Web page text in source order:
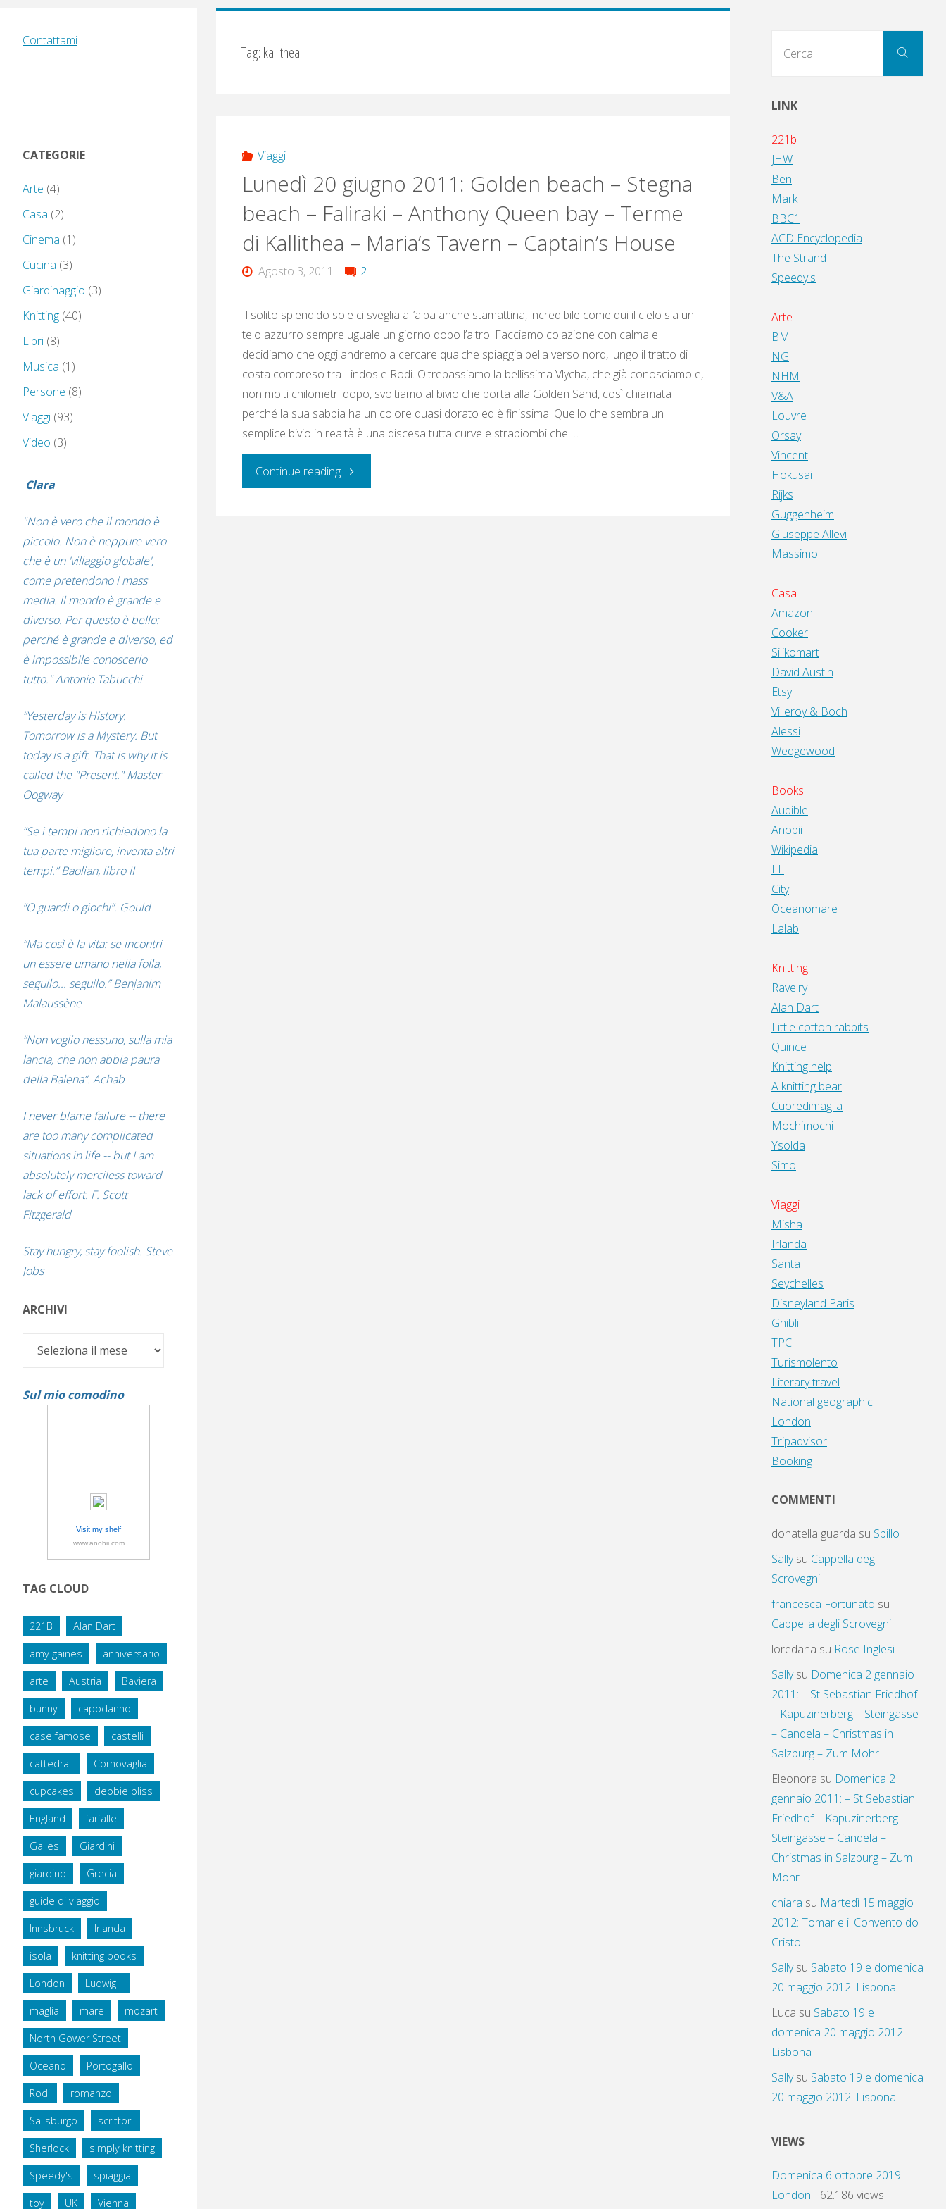
Tag: kallithea
Viaggi
Lunedì 20 giugno 2011: Golden beach – Stegna
beach – Faliraki – Anthony Queen bay – Terme
di Kallithea – Maria’s Tavern – Captain’s House
Agosto 3, 2011 2
Il solito splendido sole ci sveglia all’alba anche stamattina, incredibile come qui il cielo sia un
telo azzurro sempre uguale un giorno dopo l’altro. Facciamo colazione con calma e
decidiamo che oggi andremo a cercare qualche spiaggia bella verso nord, lungo il tratto di
costa compreso tra Lindos e Rodi. Oltrepassiamo la bellissima Vlycha, che già conosciamo e,
non molti chilometri dopo, svoltiamo al bivio che porta alla Golden Sand, così chiamata
perché la sua sabbia ha un colore quasi dorato ed è finissima. Quello che sembra un
semplice bivio in realtà è una discesa tutta curve e strapiombi che …
Continue reading"Lunedì
Contattami
CATEGORIE
Arte (4)
Casa (2)
Cinema (1)
Cucina (3)
Giardinaggio (3)
Knitting (40)
Libri (8)
Musica (1)
Persone (8)
Viaggi (93)
Video (3)
Clara
"Non è vero che il mondo è
piccolo. Non è neppure vero
che è un 'villaggio globale',
come pretendono i mass
media. Il mondo è grande e
diverso. Per questo è bello:
perché è grande e diverso, ed
è impossibile conoscerlo
tutto." Antonio Tabucchi
“Yesterday is History.
Tomorrow is a Mystery. But
today is a gift. That is why it is
called the "Present." Master
Oogway
“Se i tempi non richiedono la
tua parte migliore, inventa altri
tempi.” Baolian, libro II
“O guardi o giochi”. Gould
“Ma così è la vita: se incontri
un essere umano nella folla,
seguilo... seguilo.” Benjanim
Malaussène
“Non voglio nessuno, sulla mia
lancia, che non abbia paura
della Balena”. Achab
I never blame failure -- there
are too many complicated
situations in life -- but I am
absolutely merciless toward
lack of effort. F. Scott
Fitzgerald
Stay hungry, stay foolish. Steve
Jobs
ARCHIVI
Archivi
Sul mio comodino
Visit my shelf
www.anobii.com
TAG CLOUD
221B Alan Dart
amy gaines anniversario
arte Austria Baviera
bunny capodanno
case famose castelli
cattedrali Cornovaglia
cupcakes debbie bliss
England farfalle
Galles Giardini
giardino Grecia
guide di viaggio
Innsbruck Irlanda
isola knitting books
London Ludwig II
maglia mare mozart
North Gower Street
Oceano Portogallo
Rodi romanzo
Salisburgo scrittori
Sherlock simply knitting
Speedy's spiaggia
toy UK Vienna
Cerca
LINK
221b
JHW
Ben
Mark
BBC1
ACD Encyclopedia
The Strand
Speedy's
Arte
BM
NG
NHM
V&A
Louvre
Orsay
Vincent
Hokusai
Rijks
Guggenheim
Giuseppe Allevi
Massimo
Casa
Amazon
Cooker
Silikomart
David Austin
Etsy
Villeroy & Boch
Alessi
Wedgewood
Books
Audible
Anobii
Wikipedia
LL
City
Oceanomare
Lalab
Knitting
Ravelry
Alan Dart
Little cotton rabbits
Quince
Knitting help
A knitting bear
Cuoredimaglia
Mochimochi
Ysolda
Simo
Viaggi
Misha
Irlanda
Santa
Seychelles
Disneyland Paris
Ghibli
TPC
Turismolento
Literary travel
National geographic
London
Tripadvisor
Booking
COMMENTI
donatella guarda su Spillo
Sallysu Cappella degli
Scrovegni
francesca Fortunato su
Cappella degli Scrovegni
loredana su Rose Inglesi
Sallysu Domenica 2 gennaio
2011: – St Sebastian Friedhof
– Kapuzinerberg – Steingasse
– Candela – Christmas in
Salzburg – Zum Mohr
Eleonora su Domenica 2
gennaio 2011: – St Sebastian
Friedhof – Kapuzinerberg –
Steingasse – Candela –
Christmas in Salzburg – Zum
Mohr
chiara su Martedì 15 maggio
2012: Tomar e il Convento do
Cristo
Sallysu Sabato 19 e domenica
20 maggio 2012: Lisbona
Luca su Sabato 19 e
domenica 20 maggio 2012:
Lisbona
Sallysu Sabato 19 e domenica
20 maggio 2012: Lisbona
VIEWS
Domenica 6 ottobre 2019:
London - 62.186 views